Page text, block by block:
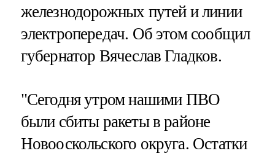
железнодорожных путей и линии
электропередач. Об этом сообщил
губернатор Вячеслав Гладков.
"Сегодня утром нашими ПВО
были сбиты ракеты в районе
Новооскольского округа. Остатки